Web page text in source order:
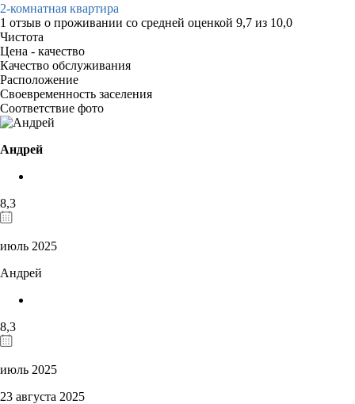
2-комнатная квартира
1 отзыв о проживании со средней оценкой 9,7 из 10,0
Чистота
Цена - качество
Качество обслуживания
Расположение
Своевременность заселения
Соответствие фото
Андрей
8,3
июль 2025
Андрей
8,3
июль 2025
23 августа 2025